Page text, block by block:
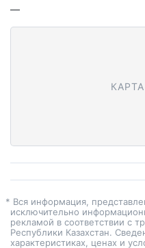
—
* Вся информация,
исключительно
рекламой в соответствии с
Республики Казахстан.
характеристиках, ценах и